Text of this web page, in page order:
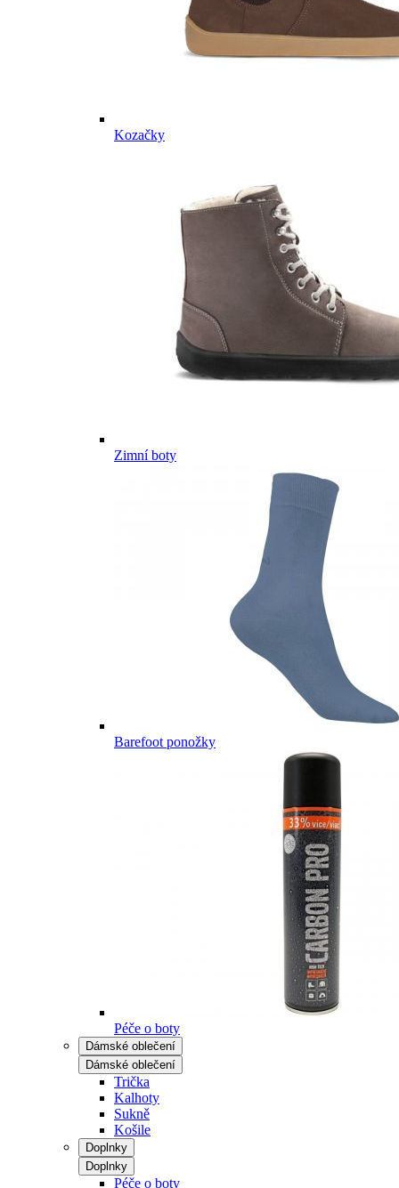
Kozačky
Zimní boty
Barefoot ponožky
Péče o boty
Dámské oblečení
Dámské oblečení
Trička
Kalhoty
Sukně
Košile
Doplnky
Doplnky
Péče o boty